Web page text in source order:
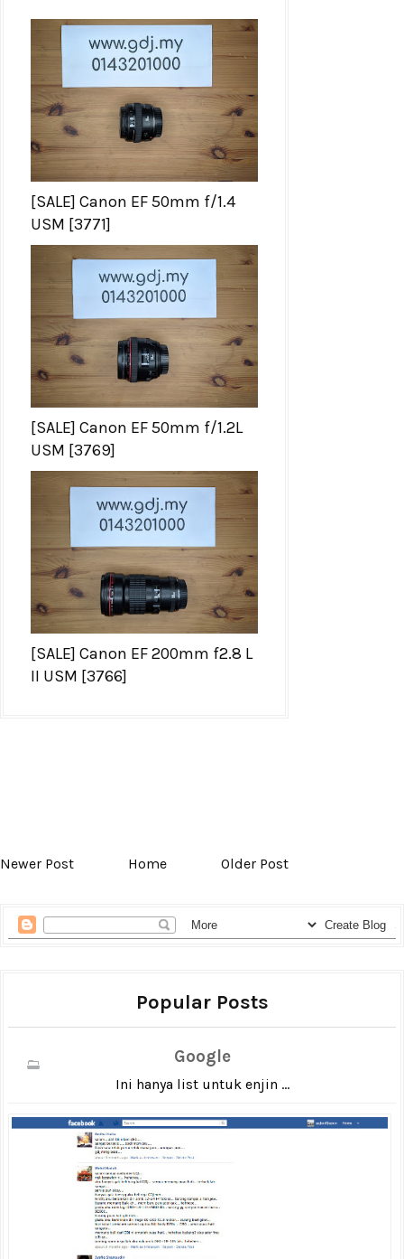
[SALE] Canon EF 50mm f/1.4
USM [3771]
[SALE] Canon EF 50mm f/1.2L
USM [3769]
[SALE] Canon EF 200mm f2.8 L
II USM [3766]
Newer Post Home Older Post
Popular Posts
Google
Ini hanya list untuk enjin ...